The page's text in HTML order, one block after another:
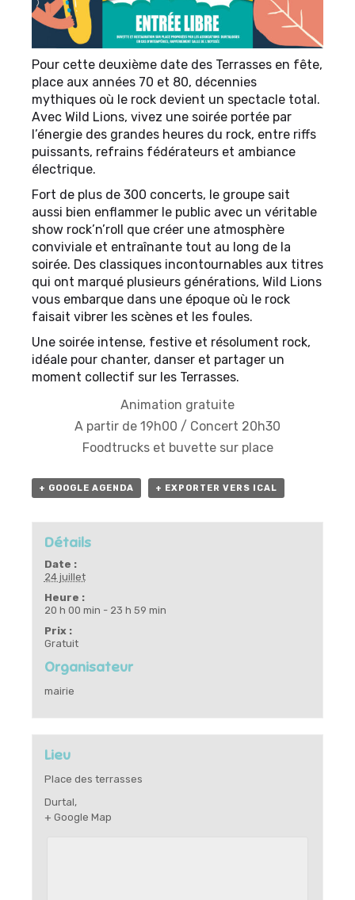
Pour cette deuxième date des Terrasses en fête,
place aux années 70 et 80, décennies
mythiques où le rock devient un spectacle total.
Avec Wild Lions, vivez une soirée portée par
l’énergie des grandes heures du rock, entre riffs
puissants, refrains fédérateurs et ambiance
électrique.
Fort de plus de 300 concerts, le groupe sait
aussi bien enflammer le public avec un véritable
show rock’n’roll que créer une atmosphère
conviviale et entraînante tout au long de la
soirée. Des classiques incontournables aux titres
qui ont marqué plusieurs générations, Wild Lions
vous embarque dans une époque où le rock
faisait vibrer les scènes et les foules.
Une soirée intense, festive et résolument rock,
idéale pour chanter, danser et partager un
moment collectif sur les Terrasses.
Animation gratuite
A partir de 19h00 / Concert 20h30
Foodtrucks et buvette sur place
+ GOOGLE AGENDA + EXPORTER VERS ICAL
Détails
Date :
24 juillet
Heure :
20 h 00 min - 23 h 59 min
Prix :
Gratuit
Organisateur
mairie
Lieu
Place des terrasses
Durtal,
+ Google Map